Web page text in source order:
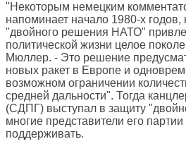
"Некоторым немецким
напоминает начало 1980-х годов,
"двойного решения НАТО"
политической жизни целое
Мюллер. - Это решение
новых ракет в Европе и
возможном ограничении
средней дальности". Тогда
(СДПГ) выступал в защиту
многие представители его партии
поддерживать.